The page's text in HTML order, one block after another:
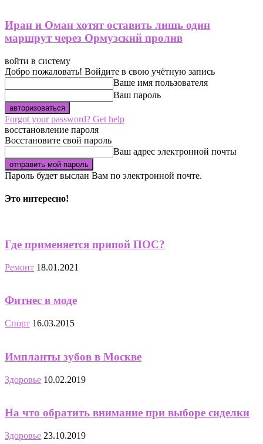
Иран и Оман хотят оставить лишь один
маршрут через Ормузский пролив
войти в систему
Добро пожаловать! Войдите в свою учётную запись
Ваше имя пользователя
Ваш пароль
Forgot your password? Get help
восстановление пароля
Восстановите свой пароль
Ваш адрес электронной почты
Пароль будет выслан Вам по электронной почте.
Это интересно!
Где применяется припой ПОС?
Ремонт 18.01.2021
Фитнес в моде
Спорт 16.03.2015
Импланты зубов в Москве
Здоровье 10.02.2019
На что обратить внимание при выборе сиделки
Здоровье 23.10.2019